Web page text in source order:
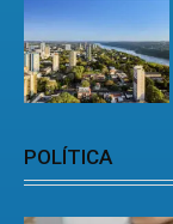
POLÍTICA